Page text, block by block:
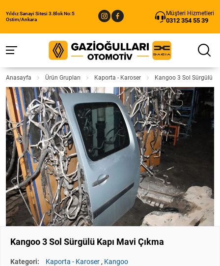
Yıldız Sanayi Sitesi 3.Blok No:5
Ostim/Ankara
Müşteri Hizmetleri
0312 354 55 39
Anasayfa Ürün Grupları Kaporta - Karoser Kangoo 3 Sol Sürgülü
Kangoo 3 Sol Sürgülü Kapı Mavi Çıkma
Kategori: Kaporta - Karoser , Kangoo